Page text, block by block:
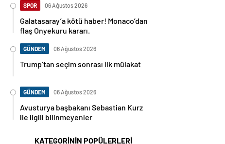
SPOR 06 Ağustos 2026
Galatasaray’a kötü haber! Monaco’dan
flaş Onyekuru kararı.
GÜNDEM 06 Ağustos 2026
Trump’tan seçim sonrası ilk mülakat
GÜNDEM 06 Ağustos 2026
Avusturya başbakanı Sebastian Kurz
ile ilgili bilinmeyenler
KATEGORİNİN POPÜLERLERİ